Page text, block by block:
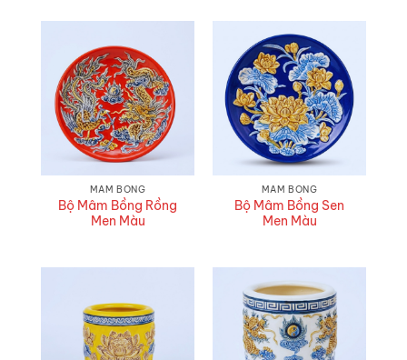
MÂM BỒNG
Bộ Mâm Bồng Rồng
Men Màu
MÂM BỒNG
Bộ Mâm Bồng Sen
Men Màu